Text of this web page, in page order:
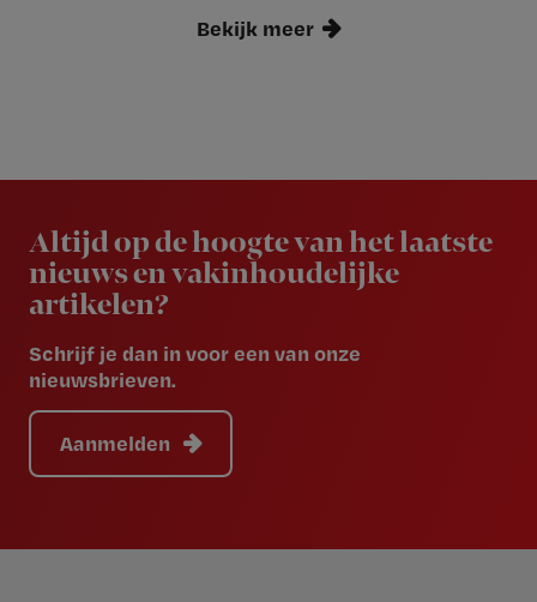
Bekijk meer
Altijd op de hoogte van het laatste
nieuws en vakinhoudelijke
artikelen?
Schrijf je dan in voor een van onze
nieuwsbrieven.
Aanmelden